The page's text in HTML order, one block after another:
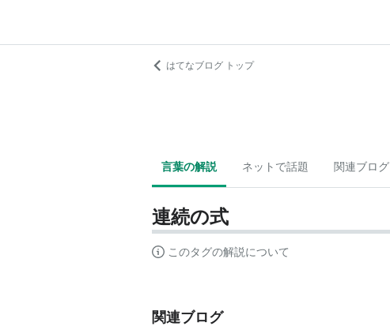
はてなブログ トップ
言葉の解説 ネットで話題 関連ブログ
連続の式
このタグの解説について
関連ブログ